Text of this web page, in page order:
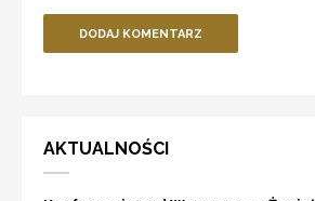
DODAJ KOMENTARZ
AKTUALNOŚCI